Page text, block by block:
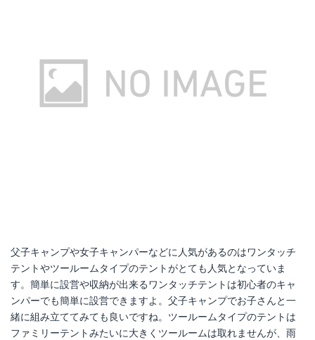
父子キャンプや女子キャンパーなどに人気があるのはワンタッチ
テントやツールームタイプのテントがとても人気となっていま
す。簡単に設営や収納が出来るワンタッチテントは初心者のキャ
ンパーでも簡単に設営できますよ。父子キャンプでお子さんと一
緒に組み立ててみても良いですね。ツールームタイプのテントは
ファミリーテントみたいに大きくツールームは取れませんが、雨